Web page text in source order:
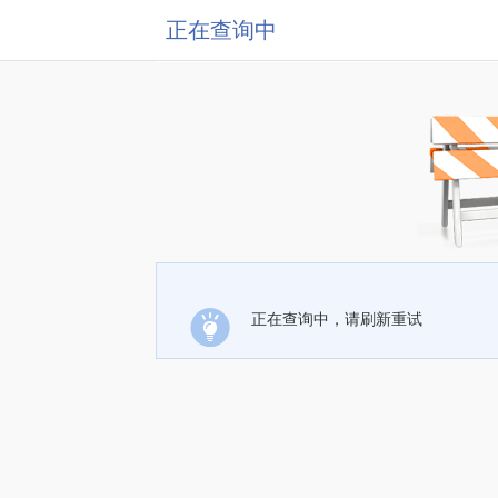
正在查询中
正在查询中，请刷新重试